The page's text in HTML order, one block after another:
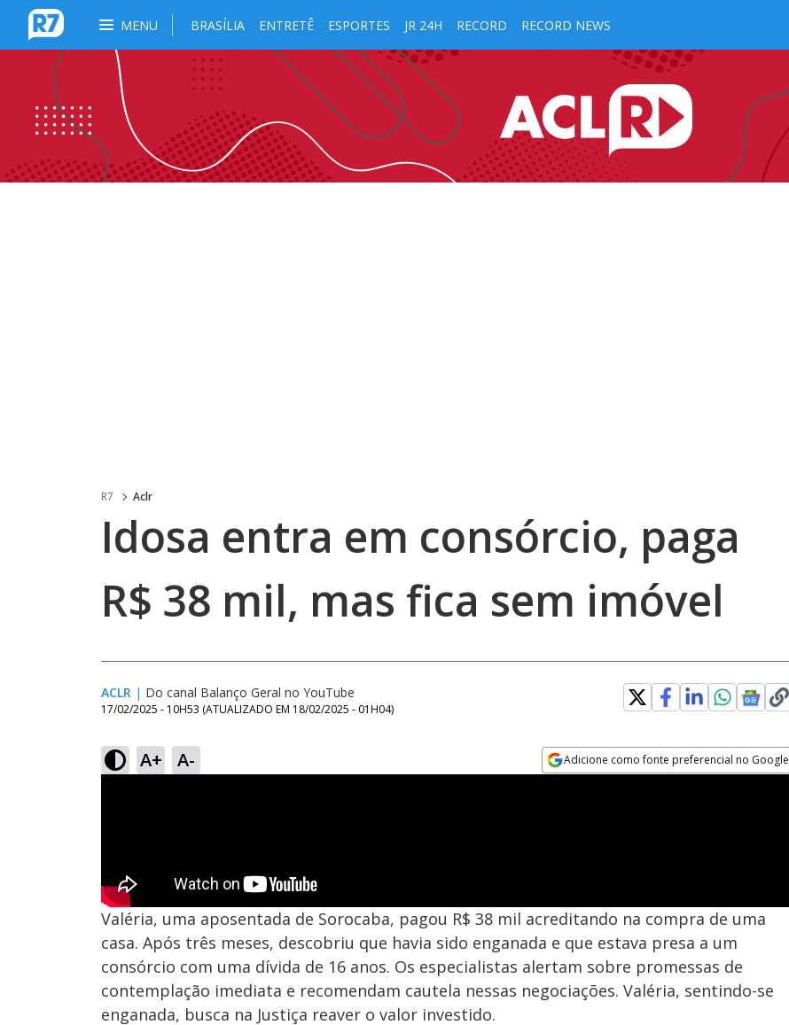
MENU BRASÍLIA ENTRETÊ ESPORTES JR 24H RECORD RECORD NEWS
R7 Aclr
Idosa entra em consórcio, paga
R$ 38 mil, mas fica sem imóvel
ACLR | Do canal Balanço Geral no YouTube
17/02/2025 - 10H53 (ATUALIZADO EM 18/02/2025 - 01H04)
A+ A- Adicione como fonte preferencial no Google
Valéria, uma aposentada de Sorocaba, pagou R$ 38 mil acreditando na compra de uma
casa. Após três meses, descobriu que havia sido enganada e que estava presa a um
consórcio com uma dívida de 16 anos. Os especialistas alertam sobre promessas de
contemplação imediata e recomendam cautela nessas negociações. Valéria, sentindo-se
enganada, busca na Justiça reaver o valor investido.